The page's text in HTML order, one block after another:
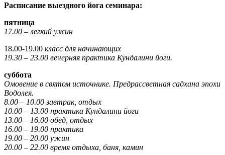
Расписание выездного йога семинара:
пятница
17.00 – легкий ужин
18.00-19.00 класс для начинающих
19.30 – 23.00 вечерняя практика Кундалини йоги.
суббота
Омовение в святом источнике. Предрассветная садхана эпохи
Водолея.
8.00 – 10.00 завтрак, отдых
10.00 – 13.00 практика Кундалини йоги
13.00 – 16.00 обед, отдых
16.00 – 19.00 практика
19.00 – 20.00 ужин
20.00 – 22.00 время отдыха, баня, камин